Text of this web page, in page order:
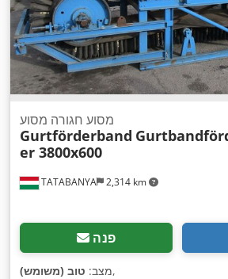
TATABANYA 2,314 km
מסוע חגורה מסוע
Gurtförderband
er 3800x600
פנה
מצב: טוב (משומש) ,